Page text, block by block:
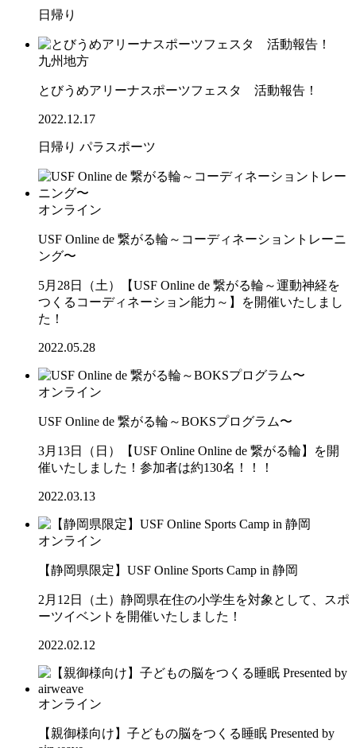
日帰り
九州地方
とびうめアリーナスポーツフェスタ 活動報告！
2022.12.17
日帰り パラスポーツ
オンライン
USF Online de 繋がる輪～コーディネーショントレーニ
ング〜
5月28日（土）【USF Online de 繋がる輪～運動神経を
つくるコーディネーション能力～】を開催いたしまし
た！
2022.05.28
オンライン
USF Online de 繋がる輪～BOKSプログラム〜
3月13日（日）【USF Online Online de 繋がる輪】を開
催いたしました！参加者は約130名！！！
2022.03.13
オンライン
【静岡県限定】USF Online Sports Camp in 静岡
2月12日（土）静岡県在住の小学生を対象として、スポ
ーツイベントを開催いたしました！
2022.02.12
オンライン
【親御様向け】子どもの脳をつくる睡眠 Presented by